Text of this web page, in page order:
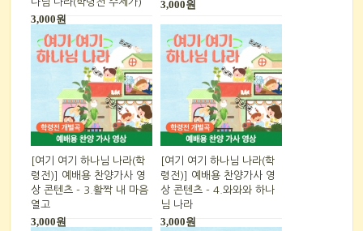
3,000원
3,000원
[여기 여기 하나님 나라(학
령전)] 예배용 찬양가사 영
상 콘텐츠 - 3.활짝 내 마음
열고
3,000원
[여기 여기 하나님 나라(학
령전)] 예배용 찬양가사 영
상 콘텐츠 - 4.와와와 하나
님 나라
3,000원